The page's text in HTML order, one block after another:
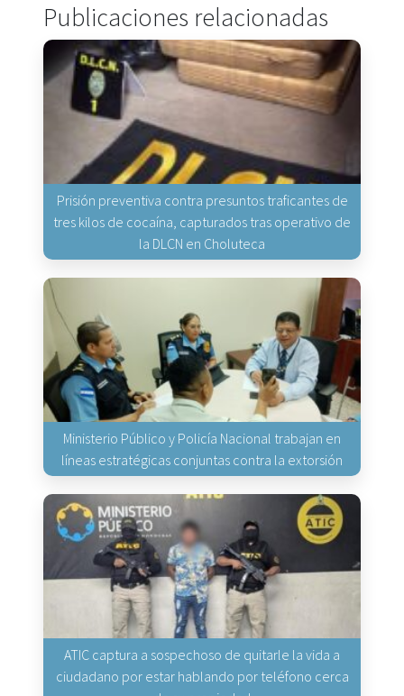
Publicaciones relacionadas
Prisión preventiva contra presuntos traficantes de
tres kilos de cocaína, capturados tras operativo de
la DLCN en Choluteca
Ministerio Público y Policía Nacional trabajan en
líneas estratégicas conjuntas contra la extorsión
ATIC captura a sospechoso de quitarle la vida a
ciudadano por estar hablando por teléfono cerca